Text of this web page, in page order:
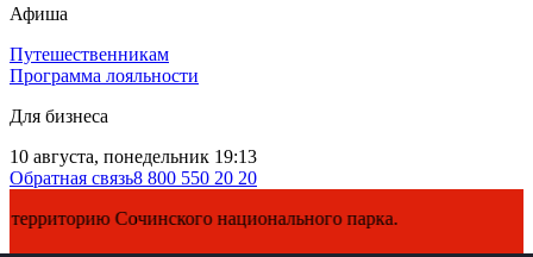
Афиша
Путешественникам
Программа лояльности
Для бизнеса
10 августа, понедельник 19:13
Обратная связь8 800 550 20 20
Сочинского национального парка.